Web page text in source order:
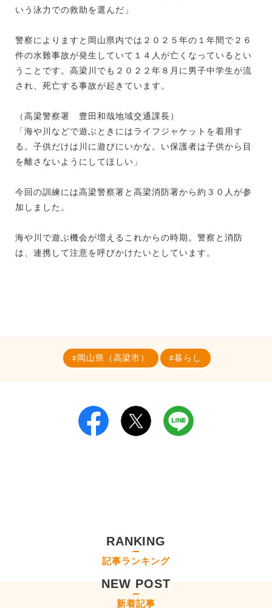
いう泳力での救助を選んだ」
警察によりますと岡山県内では２０２５年の１年間で２６
件の水難事故が発生していて１４人が亡くなっているとい
うことです。高梁川でも２０２２年８月に男子中学生が流
され、死亡する事故が起きています。
（高梁警察署 豊田和哉地域交通課長）
「海や川などで遊ぶときにはライフジャケットを着用す
る。子供だけは川に遊びにいかな。い保護者は子供から目
を離さないようにしてほしい」
今回の訓練には高梁警察署と高梁消防署から約３０人が参
加しました。
海や川で遊ぶ機会が増えるこれからの時期。警察と消防
は、連携して注意を呼びかけたいとしています。
岡山県（高梁市） 暮らし
RANKING
記事ランキング
NEW POST
新着記事